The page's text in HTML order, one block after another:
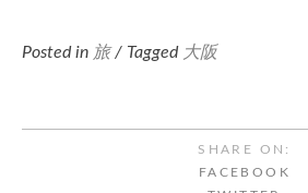
Posted in 旅 / Tagged 大阪
SHARE ON:
FACEBOOK